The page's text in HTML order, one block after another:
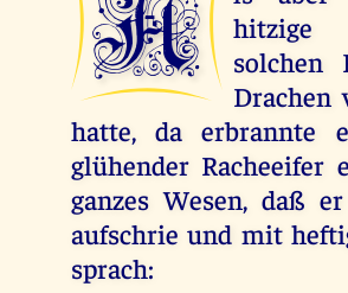
A
solchen
Drachen
hatte, da erbrannte
glühender Racheeifer
ganzes Wesen, daß
aufschrie und mit
sprach: